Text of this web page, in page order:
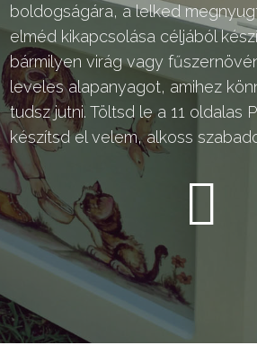
boldogságára, a lelked
elméd kikapcsolása céljából
bármilyen virág vagy
leveles alapanyagot, amihez
tudsz jutni. Töltsd le a 11 oldalas
készítsd el velem, alkoss
